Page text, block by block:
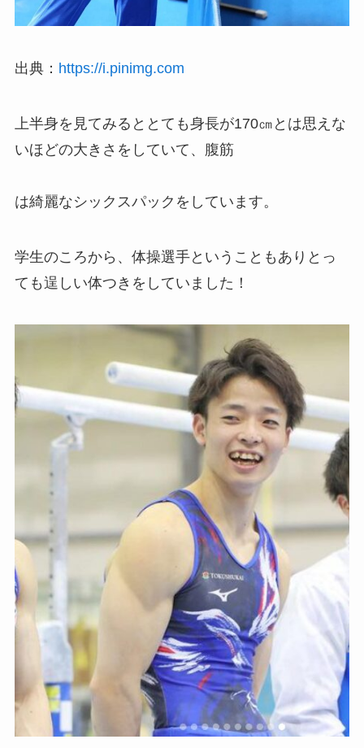
出典： https://i.pinimg.com
上半身を見てみるととても身長が170㎝とは思えな
いほどの大きさをしていて、腹筋
は綺麗なシックスパックをしています。
学生のころから、体操選手ということもありとっ
ても逞しい体つきをしていました！